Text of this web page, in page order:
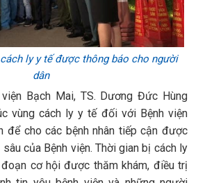
ly y tế được thông báo cho người
dân
Bạch Mai, TS. Dương Đức Hùng
vùng cách ly y tế đối với Bệnh viện
để cho các bệnh nhân tiếp cận được
của Bệnh viện. Thời gian bị cách ly
cơ hội được thăm khám, điều trị